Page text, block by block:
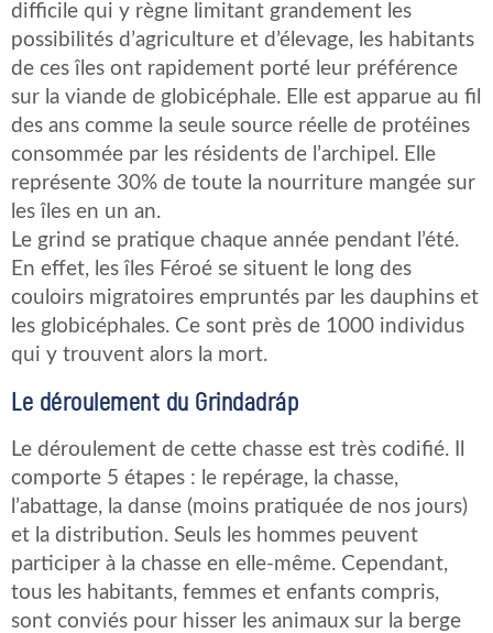
difficile qui y règne limitant grandement les
possibilités d’agriculture et d’élevage, les habitants
de ces îles ont rapidement porté leur préférence
sur la viande de globicéphale. Elle est apparue au fil
des ans comme la seule source réelle de protéines
consommée par les résidents de l’archipel. Elle
représente 30% de toute la nourriture mangée sur
les îles en un an.
Le grind se pratique chaque année pendant l’été.
En effet, les îles Féroé se situent le long des
couloirs migratoires empruntés par les dauphins et
les globicéphales. Ce sont près de 1000 individus
qui y trouvent alors la mort.
Le déroulement du Grindadráp
Le déroulement de cette chasse est très codifié. Il
comporte 5 étapes : le repérage, la chasse,
l’abattage, la danse (moins pratiquée de nos jours)
et la distribution. Seuls les hommes peuvent
participer à la chasse en elle-même. Cependant,
tous les habitants, femmes et enfants compris,
sont conviés pour hisser les animaux sur la berge